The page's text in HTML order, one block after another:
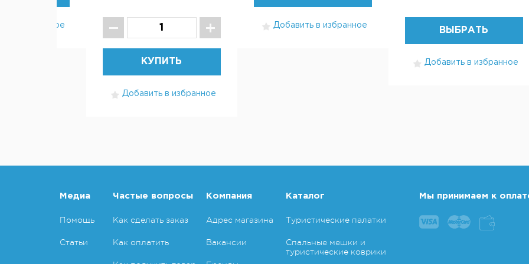
в избранное
КУПИТЬ
Добавить в избранное
Добавить в избранное
ВЫБРАТЬ
Добавить в избранное
Медиа
Помощь
Статьи
Частые вопросы
Как сделать заказ
Как оплатить
Компания
Адрес магазина
Вакансии
Каталог
Туристические палатки
Спальные мешки и
туристические коврики
Мы принимаем к